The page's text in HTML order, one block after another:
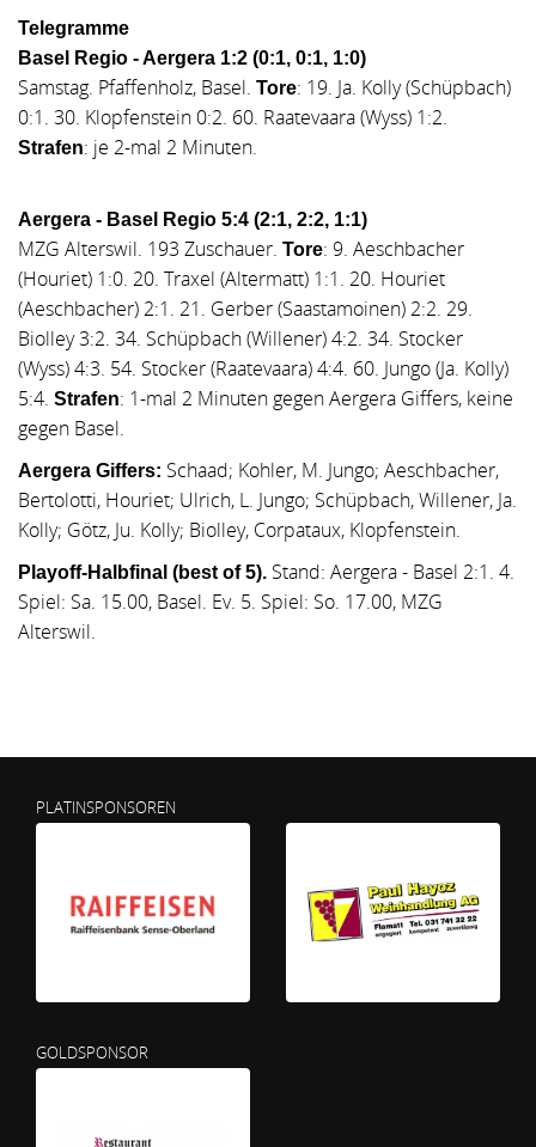
Telegramme
Basel Regio - Aergera 1:2 (0:1, 0:1, 1:0)
Samstag. Pfaffenholz, Basel. Tore: 19. Ja. Kolly (Schüpbach)
0:1. 30. Klopfenstein 0:2. 60. Raatevaara (Wyss) 1:2.
Strafen: je 2-mal 2 Minuten.
Aergera - Basel Regio 5:4 (2:1, 2:2, 1:1)
MZG Alterswil. 193 Zuschauer. Tore: 9. Aeschbacher
(Houriet) 1:0. 20. Traxel (Altermatt) 1:1. 20. Houriet
(Aeschbacher) 2:1. 21. Gerber (Saastamoinen) 2:2. 29.
Biolley 3:2. 34. Schüpbach (Willener) 4:2. 34. Stocker
(Wyss) 4:3. 54. Stocker (Raatevaara) 4:4. 60. Jungo (Ja. Kolly)
5:4. Strafen: 1-mal 2 Minuten gegen Aergera Giffers, keine
gegen Basel.
Aergera Giffers: Schaad; Kohler, M. Jungo; Aeschbacher,
Bertolotti, Houriet; Ulrich, L. Jungo; Schüpbach, Willener, Ja.
Kolly; Götz, Ju. Kolly; Biolley, Corpataux, Klopfenstein.
Playoff-Halbfinal (best of 5). Stand: Aergera - Basel 2:1. 4.
Spiel: Sa. 15.00, Basel. Ev. 5. Spiel: So. 17.00, MZG
Alterswil.
PLATINSPONSOREN
GOLDSPONSOR